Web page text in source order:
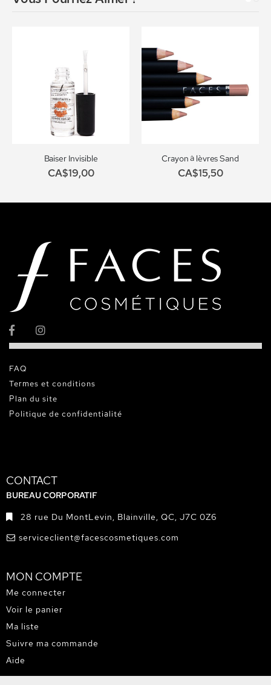
Baiser Invisible
CA$19,00
Crayon à lèvres Sand
CA$15,50
FAQ
Termes et conditions
Plan du site
Politique de confidentialité
CONTACT
BUREAU CORPORATIF
28 rue Du MontLevin, Blainville, QC, J7C 0Z6
serviceclient@facescosmetiques.com
MON COMPTE
Me connecter
Voir le panier
Ma liste
Suivre ma commande
Aide